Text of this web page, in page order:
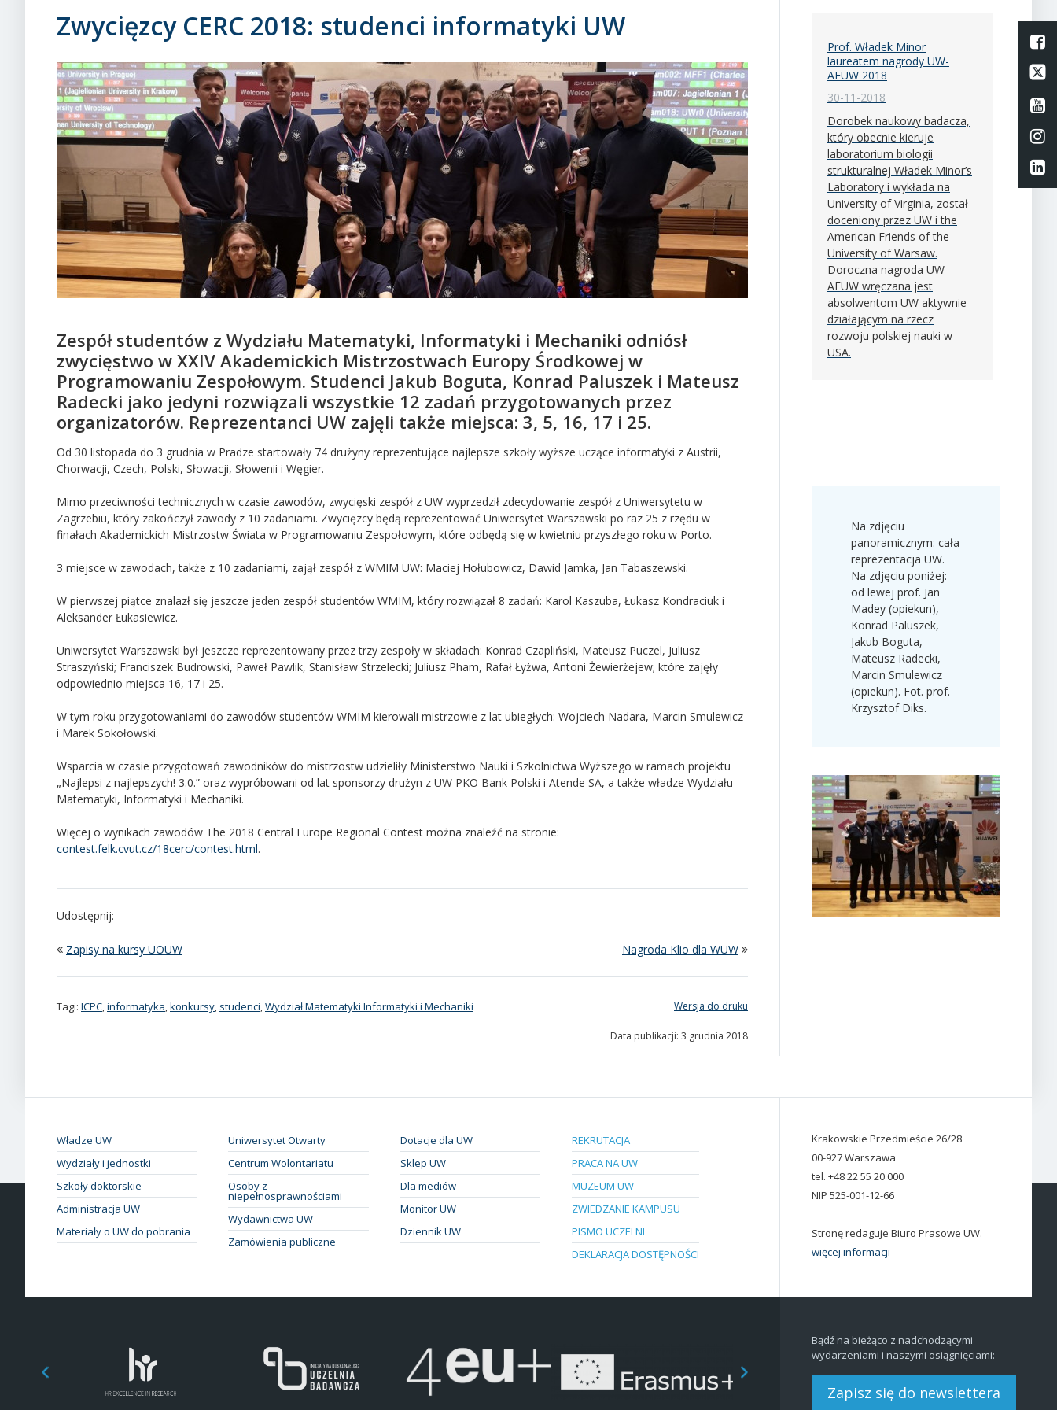
Zwycięzcy CERC 2018: studenci informatyki UW
Zespół studentów z Wydziału Matematyki, Informatyki i Mechaniki odniósł
zwycięstwo w XXIV Akademickich Mistrzostwach Europy Środkowej w
Programowaniu Zespołowym. Studenci Jakub Boguta, Konrad Paluszek i Mateusz
Radecki jako jedyni rozwiązali wszystkie 12 zadań przygotowanych przez
organizatorów. Reprezentanci UW zajęli także miejsca: 3, 5, 16, 17 i 25.
Od 30 listopada do 3 grudnia w Pradze startowały 74 drużyny reprezentujące najlepsze szkoły wyższe uczące informatyki z Austrii,
Chorwacji, Czech, Polski, Słowacji, Słowenii i Węgier.
Mimo przeciwności technicznych w czasie zawodów, zwycięski zespół z UW wyprzedził zdecydowanie zespół z Uniwersytetu w
Zagrzebiu, który zakończył zawody z 10 zadaniami. Zwycięzcy będą reprezentować Uniwersytet Warszawski po raz 25 z rzędu w
finałach Akademickich Mistrzostw Świata w Programowaniu Zespołowym, które odbędą się w kwietniu przyszłego roku w Porto.
3 miejsce w zawodach, także z 10 zadaniami, zajął zespół z WMIM UW: Maciej Hołubowicz, Dawid Jamka, Jan Tabaszewski.
W pierwszej piątce znalazł się jeszcze jeden zespół studentów WMIM, który rozwiązał 8 zadań: Karol Kaszuba, Łukasz Kondraciuk i
Aleksander Łukasiewicz.
Uniwersytet Warszawski był jeszcze reprezentowany przez trzy zespoły w składach: Konrad Czapliński, Mateusz Puczel, Juliusz
Straszyński; Franciszek Budrowski, Paweł Pawlik, Stanisław Strzelecki; Juliusz Pham, Rafał Łyżwa, Antoni Żewierżejew; które zajęły
odpowiednio miejsca 16, 17 i 25.
W tym roku przygotowaniami do zawodów studentów WMIM kierowali mistrzowie z lat ubiegłych: Wojciech Nadara, Marcin Smulewicz
i Marek Sokołowski.
Wsparcia w czasie przygotowań zawodników do mistrzostw udzieliły Ministerstwo Nauki i Szkolnictwa Wyższego w ramach projektu
„Najlepsi z najlepszych! 3.0.” oraz wypróbowani od lat sponsorzy drużyn z UW PKO Bank Polski i Atende SA, a także władze Wydziału
Matematyki, Informatyki i Mechaniki.
Więcej o wynikach zawodów The 2018 Central Europe Regional Contest można znaleźć na stronie:
contest.felk.cvut.cz/18cerc/contest.html.
Udostępnij:
Zapisy na kursy UOUW Nagroda Klio dla WUW
Tagi: ICPC,informatyka,konkursy, studenci,Wydział Matematyki Informatyki i Mechaniki Wersja do druku
Data publikacji: 3 grudnia 2018
Prof. Władek Minor
laureatem nagrody UW-
AFUW 2018
30-11-2018
Dorobek naukowy badacza,
który obecnie kieruje
laboratorium biologii
strukturalnej Władek Minor’s
Laboratory i wykłada na
University of Virginia, został
doceniony przez UW i the
American Friends of the
University of Warsaw.
Doroczna nagroda UW-
AFUW wręczana jest
absolwentom UW aktywnie
działającym na rzecz
rozwoju polskiej nauki w
USA.
Na zdjęciu
panoramicznym: cała
reprezentacja UW.
Na zdjęciu poniżej:
od lewej prof. Jan
Madey (opiekun),
Konrad Paluszek,
Jakub Boguta,
Mateusz Radecki,
Marcin Smulewicz
(opiekun). Fot. prof.
Krzysztof Diks.
Władze UW
Wydziały i jednostki
Szkoły doktorskie
Administracja UW
Materiały o UW do pobrania
Uniwersytet Otwarty
Centrum Wolontariatu
Osoby z
niepełnosprawnościami
Wydawnictwa UW
Zamówienia publiczne
Dotacje dla UW
Sklep UW
Dla mediów
Monitor UW
Dziennik UW
REKRUTACJA
PRACA NA UW
MUZEUM UW
ZWIEDZANIE KAMPUSU
PISMO UCZELNI
DEKLARACJA DOSTĘPNOŚCI
Krakowskie Przedmieście 26/28
00-927 Warszawa
tel. +48 22 55 20 000
NIP 525-001-12-66
Stronę redaguje Biuro Prasowe UW.
więcej informacji
Bądź na bieżąco z nadchodzącymi
wydarzeniami i naszymi osiągnięciami:
Zapisz się do newslettera